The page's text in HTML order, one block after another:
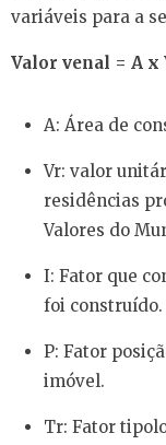
variáveis para a
Valor venal = A
A: Área de
Vr: valor
residências
Valores do
I: Fator que
foi construído.
P: Fator
imóvel.
Tr: Fator